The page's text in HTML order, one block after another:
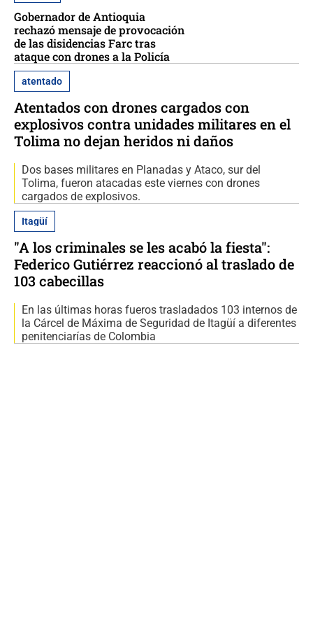
Gobernador de Antioquia
rechazó mensaje de provocación
de las disidencias Farc tras
ataque con drones a la Policía
atentado
Atentados con drones cargados con
explosivos contra unidades militares en el
Tolima no dejan heridos ni daños
Dos bases militares en Planadas y Ataco, sur del
Tolima, fueron atacadas este viernes con drones
cargados de explosivos.
Itagüí
"A los criminales se les acabó la fiesta":
Federico Gutiérrez reaccionó al traslado de
103 cabecillas
En las últimas horas fueros trasladados 103 internos de
la Cárcel de Máxima de Seguridad de Itagüí a diferentes
penitenciarías de Colombia